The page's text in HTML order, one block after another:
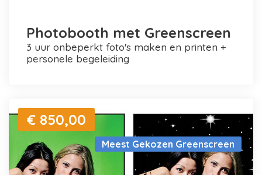
Photobooth met Greenscreen
3 uur onbeperkt foto's maken en printen +
personele begeleiding
Meest Gekozen Greenscreen
€ 850,00